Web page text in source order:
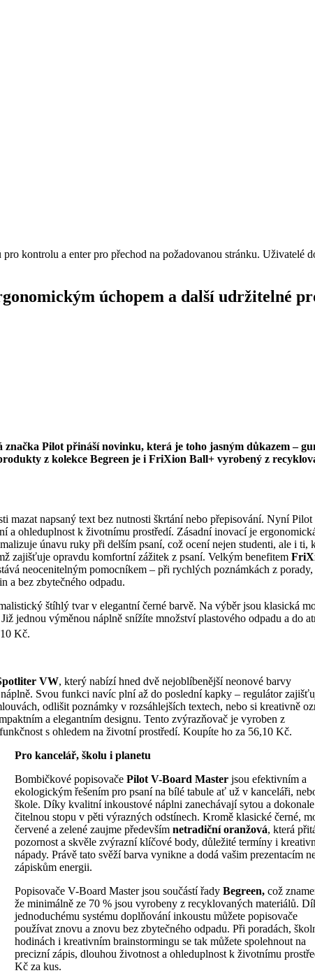
kontrolu a enter pro přechod na požadovanou stránku. Uživatelé
úchopem a další udržitelné
značka Pilot přináší novinku, která je toho jasným důkazem –
z kolekce Begreen je i FriXion Ball+ vyrobený z
napsaný text bez nutnosti škrtání nebo přepisování. Nyní
a ohleduplnost k životnímu prostředí. Zásadní inovací je
únavu ruky při delším psaní, což ocení nejen studenti, ale i
zajišťuje opravdu komfortní zážitek z psaní. Velkým benefitem
neocenitelným pomocníkem – při rychlých poznámkách z
a bez zbytečného odpadu.
štíhlý tvar v elegantní černé barvě. Na výběr jsou klasická
jednou výměnou náplně snížíte množství plastového odpadu a do
Kč.
VW, který nabízí hned dvě nejoblíbenější neonové barvy
Svou funkci navíc plní až do poslední kapky – regulátor
odlišit poznámky v rozsáhlejších textech, nebo si kreativně
a elegantním designu. Tento zvýrazňovač je vyroben z
s ohledem na životní prostředí. Koupíte ho za 56,10 Kč.
Pro kancelář, školu i planetu
Bombičkové popisovače Pilot V-Board Master jsou efektivním a
ekologickým řešením pro psaní na bílé tabule ať už v kanceláři,
škole. Díky kvalitní inkoustové náplni zanechávají sytou a dokonale
čitelnou stopu v pěti výrazných odstínech. Kromě klasické černé,
červené a zelené zaujme především netradiční oranžová, která
pozornost a skvěle zvýrazní klíčové body, důležité termíny i
nápady. Právě tato svěží barva vynikne a dodá vašim prezentacím
zápiskům energii.
Popisovače V-Board Master jsou součástí řady Begreen, což
že minimálně ze 70 % jsou vyrobeny z recyklovaných materiálů.
jednoduchému systému doplňování inkoustu můžete popisovače
používat znovu a znovu bez zbytečného odpadu. Při poradách,
hodinách i kreativním brainstormingu se tak můžete spolehnout na
precizní zápis, dlouhou životnost a ohleduplnost k životnímu
Kč za kus.